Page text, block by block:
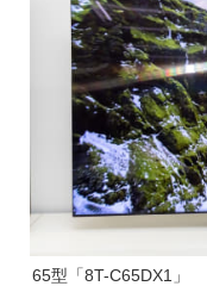
65型「8T-C65DX1」